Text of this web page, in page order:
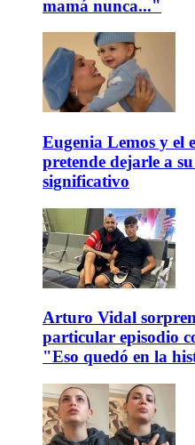
mamá nunca..."
Eugenia Lemos y el
pretende dejarle a
significativo
Arturo Vidal
particular episodio
"Eso quedó en la